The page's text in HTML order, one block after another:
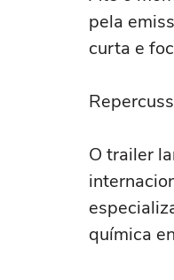
pela
curta e
O trailer
química